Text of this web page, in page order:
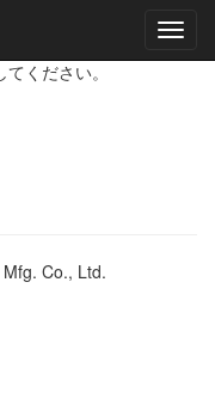
ください。
Co., Ltd.